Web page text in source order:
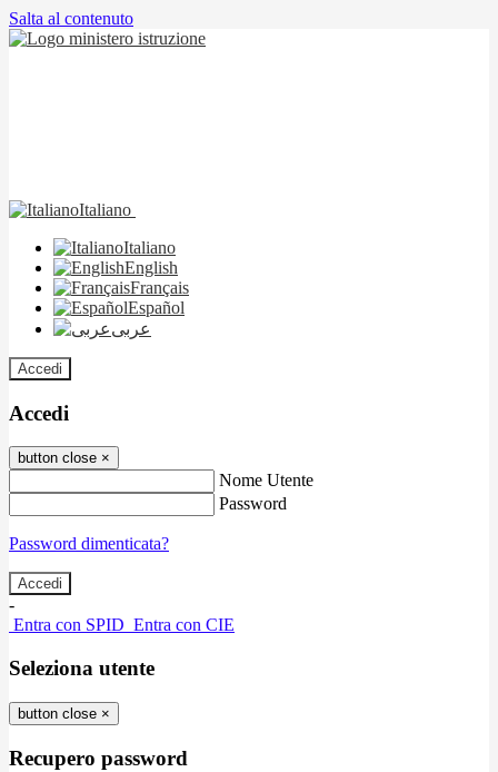
Salta al contenuto
Italiano
Italiano
English
Français
Español
عربى
Accedi
Accedi
button close ×
Nome Utente
Password
Password dimenticata?
-
Entra con SPID Entra con CIE
Seleziona utente
button close ×
Recupero password